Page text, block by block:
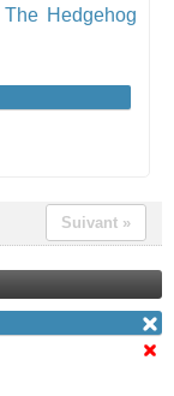
Hedgehog
Suivant »